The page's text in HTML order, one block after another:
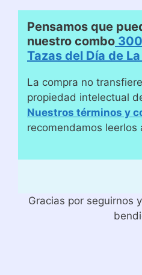
Pensamos que
nuestro combo
Tazas del Día de
La compra no
propiedad intelectual
Nuestros términos y
recomendamos
Gracias por seguirnos